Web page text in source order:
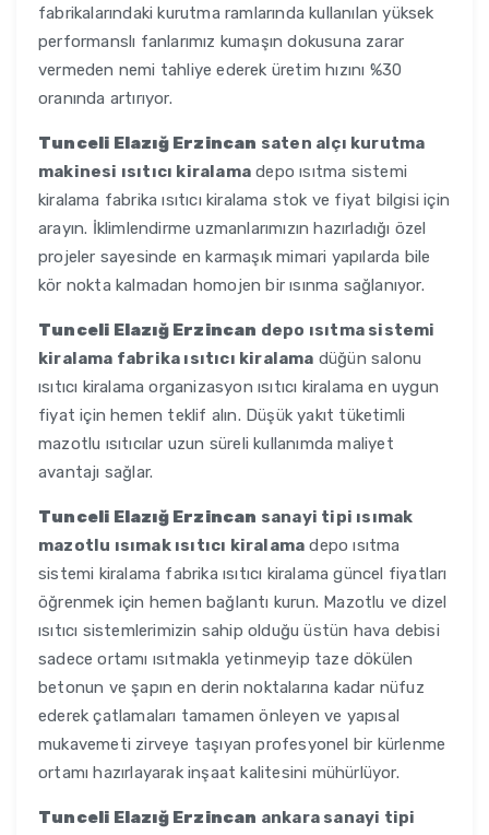
fabrikalarındaki kurutma ramlarında kullanılan yüksek
performanslı fanlarımız kumaşın dokusuna zarar
vermeden nemi tahliye ederek üretim hızını %30
oranında artırıyor.
Tunceli Elazığ Erzincan saten alçı kurutma
makinesi ısıtıcı kiralama depo ısıtma sistemi
kiralama fabrika ısıtıcı kiralama stok ve fiyat bilgisi için
arayın. İklimlendirme uzmanlarımızın hazırladığı özel
projeler sayesinde en karmaşık mimari yapılarda bile
kör nokta kalmadan homojen bir ısınma sağlanıyor.
Tunceli Elazığ Erzincan depo ısıtma sistemi
kiralama fabrika ısıtıcı kiralama düğün salonu
ısıtıcı kiralama organizasyon ısıtıcı kiralama en uygun
fiyat için hemen teklif alın. Düşük yakıt tüketimli
mazotlu ısıtıcılar uzun süreli kullanımda maliyet
avantajı sağlar.
Tunceli Elazığ Erzincan sanayi tipi ısımak
mazotlu ısımak ısıtıcı kiralama depo ısıtma
sistemi kiralama fabrika ısıtıcı kiralama güncel fiyatları
öğrenmek için hemen bağlantı kurun. Mazotlu ve dizel
ısıtıcı sistemlerimizin sahip olduğu üstün hava debisi
sadece ortamı ısıtmakla yetinmeyip taze dökülen
betonun ve şapın en derin noktalarına kadar nüfuz
ederek çatlamaları tamamen önleyen ve yapısal
mukavemeti zirveye taşıyan profesyonel bir kürlenme
ortamı hazırlayarak inşaat kalitesini mühürlüyor.
Tunceli Elazığ Erzincan ankara sanayi tipi